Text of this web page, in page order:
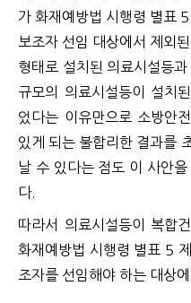
가 화재예방법 시행령 별표
보조자 선임 대상에서 제외
형태로 설치된 의료시설등
규모의 의료시설등이 설치
었다는 이유만으로 소방안
있게 되는 불합리한 결과를
날 수 있다는 점도 이 사안
다.
따라서 의료시설등이 복합
화재예방법 시행령 별표 5
조자를 선임해야 하는 대상